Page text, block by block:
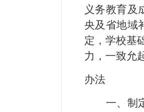
义务教育及
央及省地域
定，学校基
力，一致允
办法
一、制